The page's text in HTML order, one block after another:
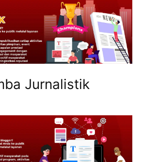
Jurnalistik